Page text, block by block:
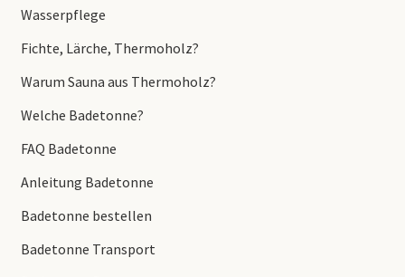
Wasserpflege
Fichte, Lärche, Thermoholz?
Warum Sauna aus Thermoholz?
Welche Badetonne?
FAQ Badetonne
Anleitung Badetonne
Badetonne bestellen
Badetonne Transport